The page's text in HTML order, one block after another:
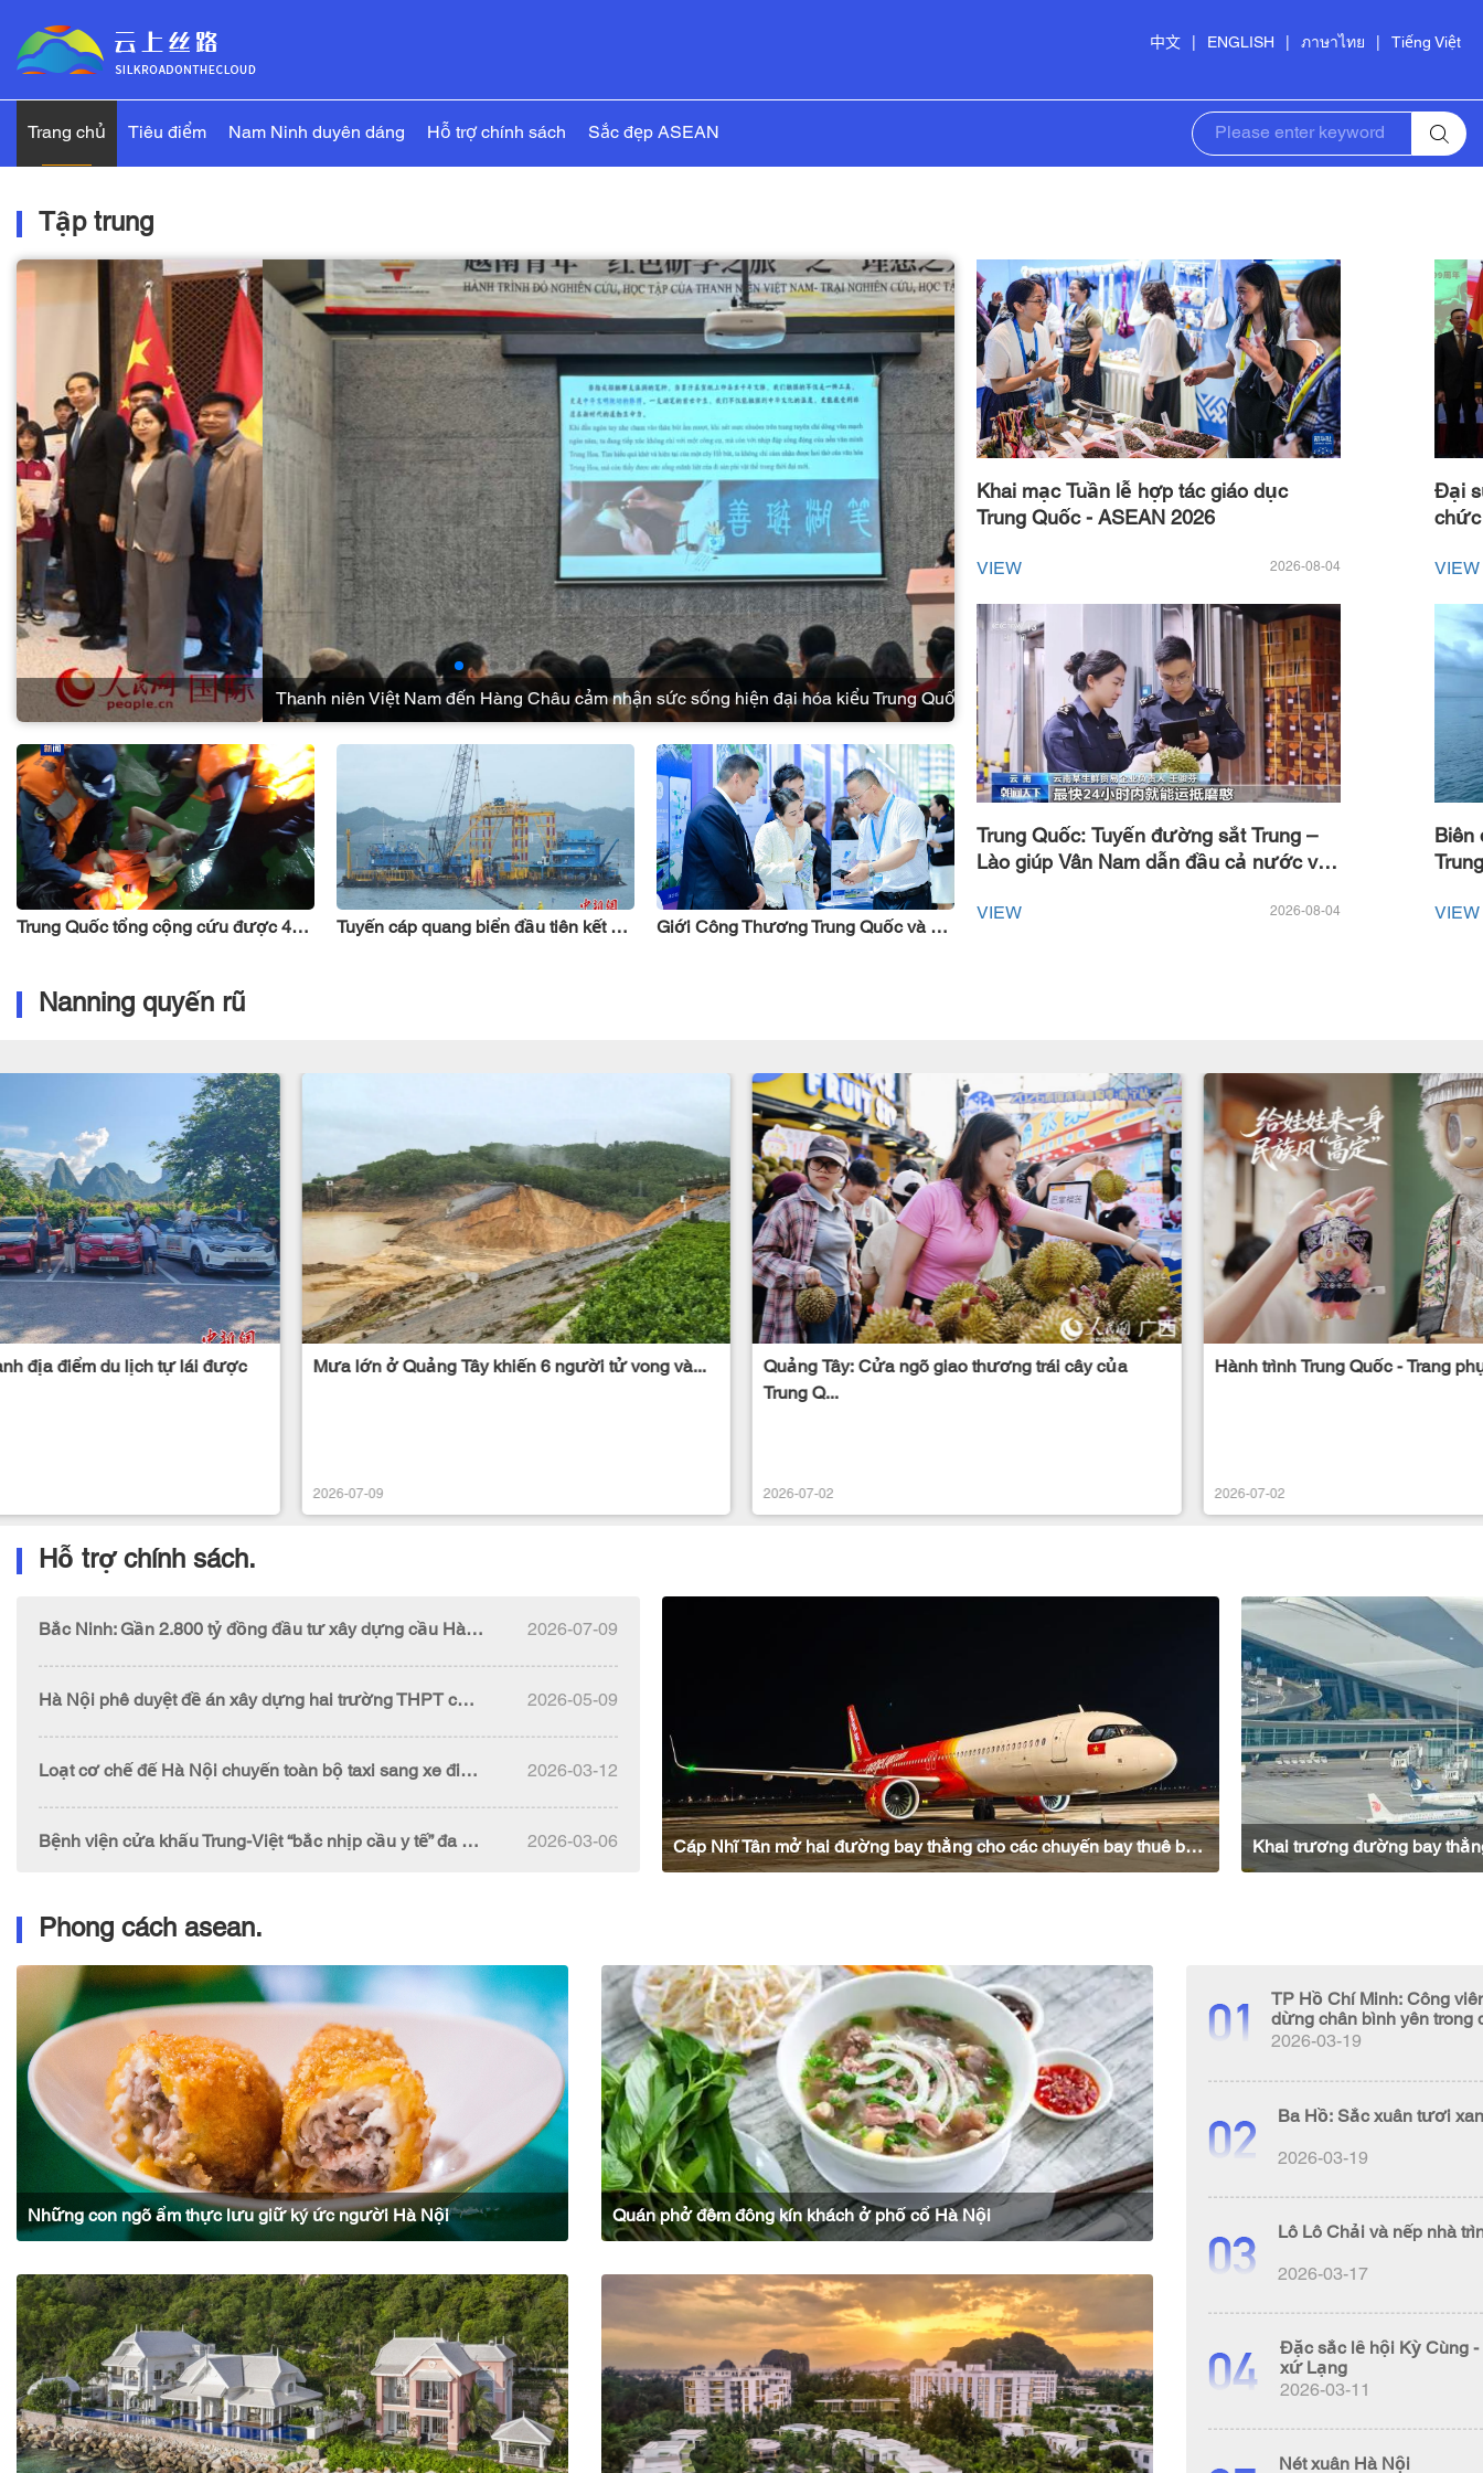
中文 ENGLISH ภาษาไทย Tiếng Việt
Trang chủ Tiêu điểm Nam Ninh duyên dáng Hỗ trợ chính sách Sắc đẹp ASEAN
Tập trung
Thanh niên Việt Nam đến Hàng Châu cảm nhận sức sống hiện đại hóa kiểu Trung Quốc Trung Quốc công bố “Sáng kiến ​​tăng cường hợp tác quản trị số
Giới Công Thương Trung Quốc và ASEAN cùng thảo luận nâng cao chất lượng hợp tác
Tuyến cáp quang biển đầu tiên kết nối trực tiếp Trung Quốc - Campuchia cập bờ
Trung Quốc tổng cộng cứu được 47 người Việt Nam gặp nạn
Khai mạc Tuần lễ hợp tác giáo dục
Trung Quốc - ASEAN 2026
VIEW 2026-08-04
Đại
chức
VIEW
Trung Quốc: Tuyến đường sắt Trung –
Lào giúp Vân Nam dẫn đầu cả nước về
VIEW 2026-08-04
Biên
VIEW
Nanning quyến rũ
địa điểm du lịch tự lái được Mưa lớn ở Quảng Tây khiến 6 người tử vong và...
2026-07-09
Quảng Tây: Cửa ngõ giao thương trái cây của
Trung Q...
2026-07-02
Hành trình Trung Quốc - Trang
2026-07-02
Hỗ trợ chính sách.
Bắc Ninh: Gần 2.800 tỷ đồng đầu tư xây dựng cầu Hà Bắc 1 2026-07-09
Hà Nội phê duyệt đề án xây dựng hai trường THPT chuyên tiệm cận chuẩn quốc tế 2026-05-09
Loạt cơ chế để Hà Nội chuyển toàn bộ taxi sang xe điện trước năm 2030 2026-03-12
Bệnh viện cửa khẩu Trung-Việt “bắc nhịp cầu y tế” đa quốc gia 2026-03-06 Cáp Nhĩ Tân mở hai đường bay thẳng cho các chuyến bay thuê bao đến Việt Nam
Phong cách asean.
Những con ngõ ẩm thực lưu giữ ký ức người Hà Nội Quán phở đêm đông kín khách ở phố cổ Hà Nội
TP Hồ Chí Minh: Công
dừng chân bình yên trong
2026-03-19
Ba Hồ: Sắc xuân tươi
2026-03-19
Lô Lô Chải và nếp nhà
2026-03-17
Đặc sắc lễ hội Kỳ Cùng
xứ Lạng
2026-03-11
Nét xuân Hà Nội